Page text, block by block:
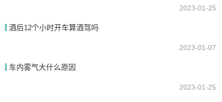
2023-01-25
酒后12个小时开车算酒驾吗
2023-01-07
车内雾气大什么原因
2023-01-25